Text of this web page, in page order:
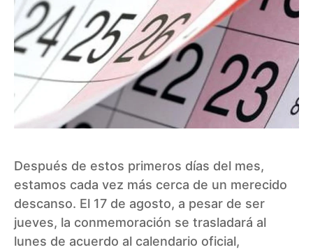
Después de estos primeros días del mes,
estamos cada vez más cerca de un merecido
descanso. El 17 de agosto, a pesar de ser
jueves, la conmemoración se trasladará al
lunes de acuerdo al calendario oficial,